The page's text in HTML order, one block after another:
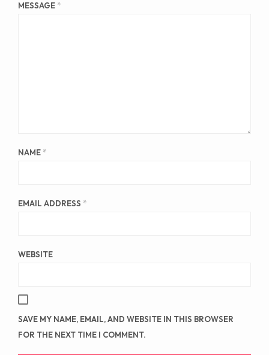
MESSAGE *
NAME *
EMAIL ADDRESS *
WEBSITE
SAVE MY NAME, EMAIL, AND WEBSITE IN THIS BROWSER
FOR THE NEXT TIME I COMMENT.